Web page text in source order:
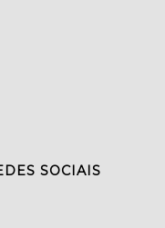
SOCIAIS